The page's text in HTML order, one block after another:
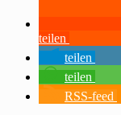
teilen
teilen
teilen
RSS-feed